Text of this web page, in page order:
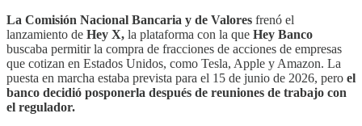
La Comisión Nacional Bancaria y de Valores frenó el
lanzamiento de Hey X, la plataforma con la que Hey Banco
buscaba permitir la compra de fracciones de acciones de empresas
que cotizan en Estados Unidos, como Tesla, Apple y Amazon. La
puesta en marcha estaba prevista para el 15 de junio de 2026, pero el
banco decidió posponerla después de reuniones de trabajo con
el regulador.